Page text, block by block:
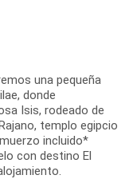
una pequeña
donde
Isis, rodeado de
templo egipcio
incluido*
con destino El